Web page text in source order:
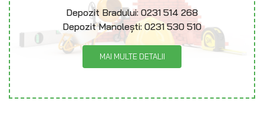
Depozit Bradului: 0231 514 268
Depozit Manolești: 0231 530 510
MAI MULTE DETALII